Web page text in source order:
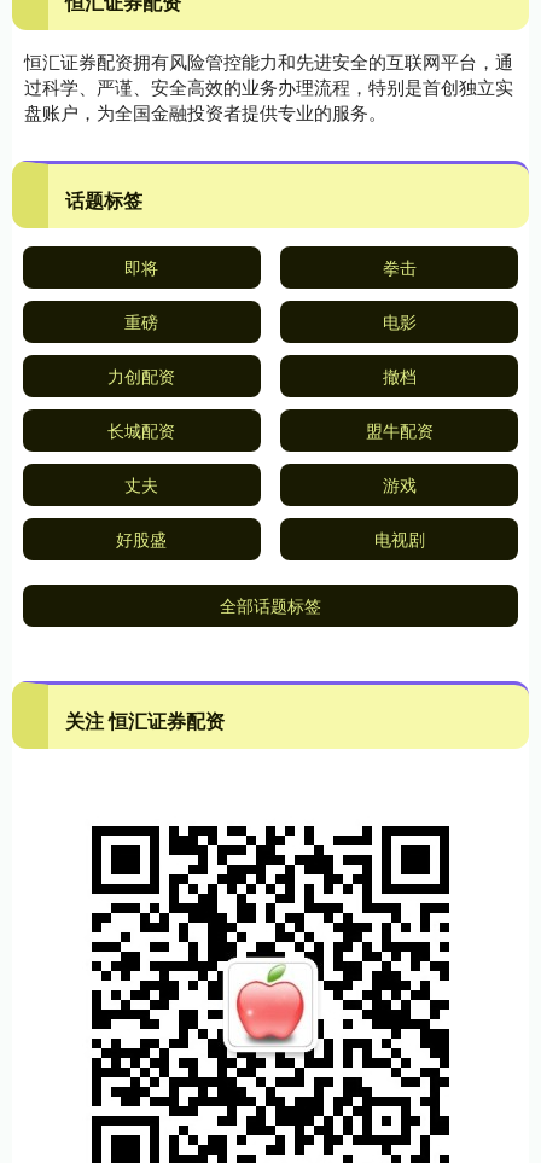
恒汇证券配资拥有风险管控能力和先进安全的互联网平台，通
过科学、严谨、安全高效的业务办理流程，特别是首创独立实
盘账户，为全国金融投资者提供专业的服务。
话题标签
即将 拳击
重磅 电影
力创配资 撤档
长城配资 盟牛配资
丈夫 游戏
好股盛 电视剧
全部话题标签
关注 恒汇证券配资